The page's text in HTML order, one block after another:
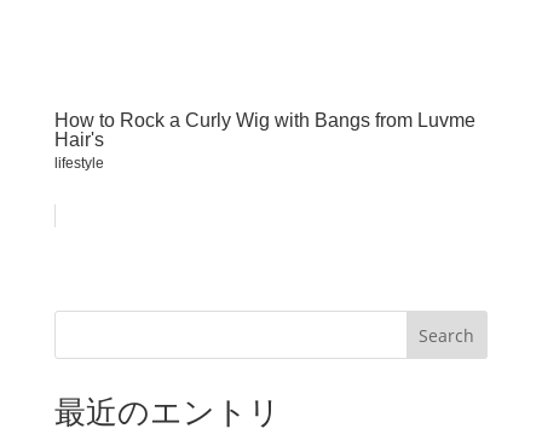
How to Rock a Curly Wig with Bangs from Luvme
Hair's
lifestyle
Search
最近のエントリ